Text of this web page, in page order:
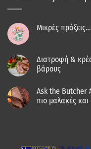
Μικρές
Διατροφή &
βάρους
Ask the Butcher
πιο μαλακές